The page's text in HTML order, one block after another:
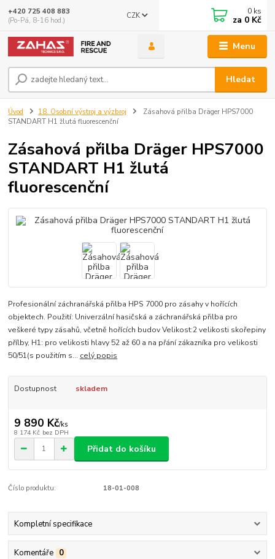
Menu
CZK
Hledat
+420 725 408 883
(Po-Pá, 8-16 hod.)
0 ks
za 0 Kč
Úvod 18. Osobní výstroj a výzbroj
Zásahová přilba Dräger HPS7000
STANDART H1 žlutá fluorescenční
Zásahová přilba Dräger HPS7000
STANDART H1 žlutá
fluorescenční
Profesionální záchranářská přilba HPS 7000 pro zásahy v hořících
objektech. Použití: Univerzální hasičská a záchranářská přilba pro
veškeré typy zásahů, včetně hořících budov Velikost:2 velikosti skořepiny
přílby, H1: pro velikosti hlavy 52 až 60 a na přání zákazníka pro velikosti
50/51(s použitím s... celý popis
Dostupnost skladem
9 890 Kč/ks
8 174 Kč bez DPH
Přidat do košíku
Číslo produktu: 18-01-008
Kompletní specifikace
Komentáře 0